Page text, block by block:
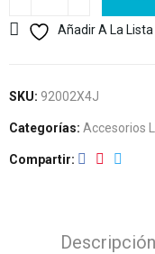
Añadir A La Lista
SKU: 92002X4J
Categorías: Accesorios
Compartir
Descripción